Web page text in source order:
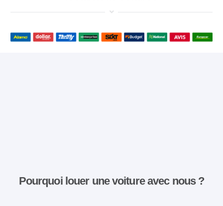
Pourquoi louer une voiture avec nous ?